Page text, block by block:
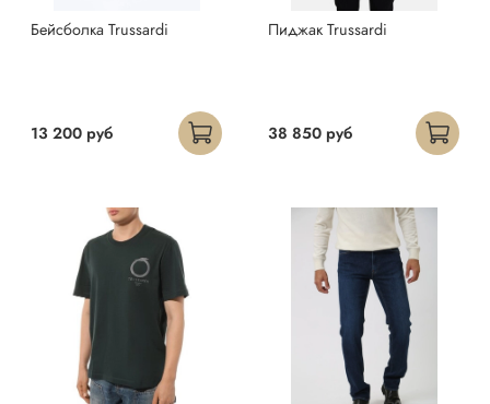
Бейсболка Trussardi
13 200 руб
Пиджак Trussardi
38 850 руб